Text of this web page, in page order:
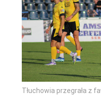
Tłuchowia przegrała z